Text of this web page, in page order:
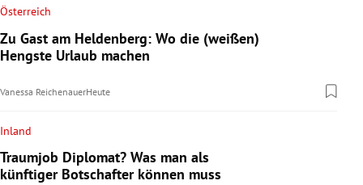
Österreich
Zu Gast am Heldenberg: Wo die (weißen)
Hengste Urlaub machen
Vanessa ReichenauerHeute
Inland
Traumjob Diplomat? Was man als
künftiger Botschafter können muss